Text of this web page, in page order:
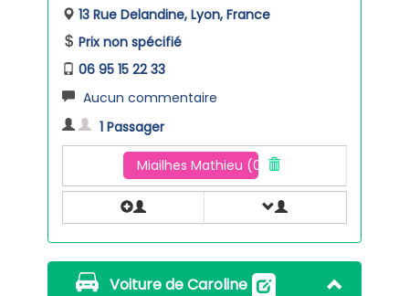
13 Rue Delandine, Lyon, France
Prix non spécifié
06 95 15 22 33
Aucun commentaire
1 Passager
Miailhes Mathieu (07 81 49 76 89)
Voiture de Caroline